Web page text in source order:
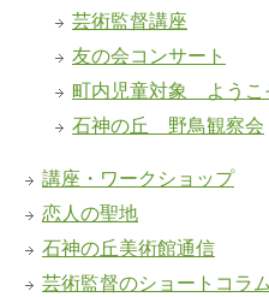
芸術監督講座
友の会コンサート
町内児童対象 ようこ
石神の丘 野鳥観察会
講座・ワークショップ
恋人の聖地
石神の丘美術館通信
芸術監督のショートコラ